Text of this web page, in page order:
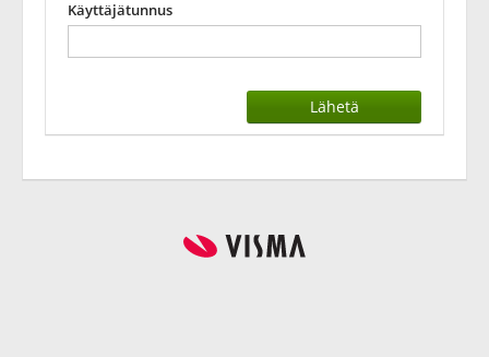
Käyttäjätunnus